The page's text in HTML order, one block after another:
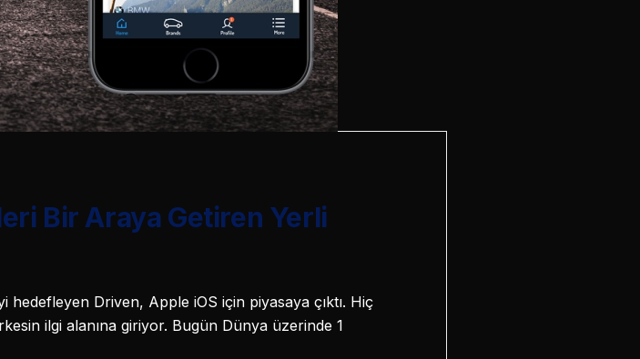
Bir Araya Getiren Yerli
Driven, Apple iOS için piyasaya çıktı. Hiç
ilgi alanına giriyor. Bugün Dünya üzerinde 1